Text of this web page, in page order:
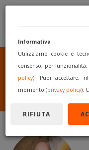
SEI
O
I
Informativa
Utilizziamo cookie e
consenso, per
policy). Puoi accettare,
momento (privacy policy).
RIFIUTA